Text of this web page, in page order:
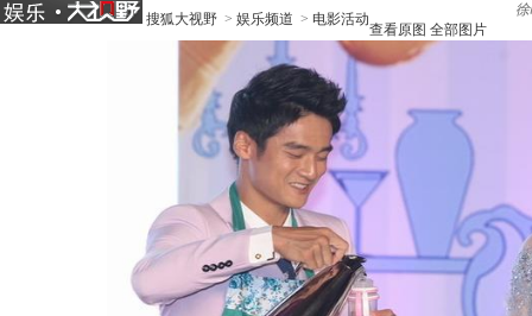
搜狐大视野 > 娱乐频道 > 电影活动
查看原图 全部图片